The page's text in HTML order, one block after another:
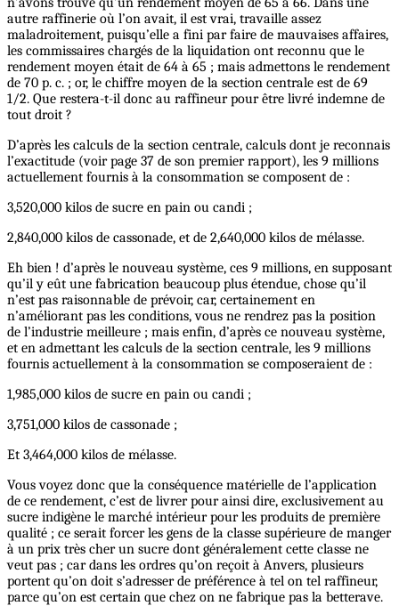
autre raffinerie où l’on avait, il est vrai, travaille assez
maladroitement, puisqu’elle a fini par faire de mauvaises affaires,
les commissaires chargés de la liquidation ont reconnu que le
rendement moyen était de 64 à 65 ; mais admettons le rendement
de 70 p. c. ; or, le chiffre moyen de la section centrale est de 69
1/2. Que restera-t-il donc au raffineur pour être livré indemne de
tout droit ?
D’après les calculs de la section centrale, calculs dont je reconnais
l’exactitude (voir page 37 de son premier rapport), les 9 millions
actuellement fournis à la consommation se composent de :
3,520,000 kilos de sucre en pain ou candi ;
2,840,000 kilos de cassonade, et de 2,640,000 kilos de mélasse.
Eh bien ! d’après le nouveau système, ces 9 millions, en supposant
qu’il y eût une fabrication beaucoup plus étendue, chose qu’il
n’est pas raisonnable de prévoir, car, certainement en
n’améliorant pas les conditions, vous ne rendrez pas la position
de l’industrie meilleure ; mais enfin, d’après ce nouveau système,
et en admettant les calculs de la section centrale, les 9 millions
fournis actuellement à la consommation se composeraient de :
1,985,000 kilos de sucre en pain ou candi ;
3,751,000 kilos de cassonade ;
Et 3,464,000 kilos de mélasse.
Vous voyez donc que la conséquence matérielle de l’application
de ce rendement, c’est de livrer pour ainsi dire, exclusivement au
sucre indigène le marché intérieur pour les produits de première
qualité ; ce serait forcer les gens de la classe supérieure de manger
à un prix très cher un sucre dont généralement cette classe ne
veut pas ; car dans les ordres qu’on reçoit à Anvers, plusieurs
portent qu’on doit s’adresser de préférence à tel on tel raffineur,
parce qu’on est certain que chez on ne fabrique pas la betterave.